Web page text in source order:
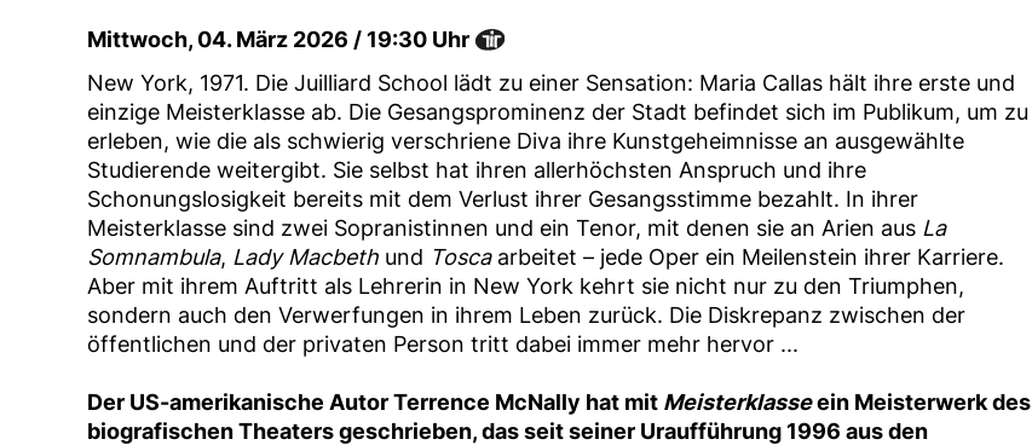
Mittwoch, 04. März 2026 / 19:30 Uhr
New York, 1971. Die Juilliard School lädt zu einer Sensation: Maria Callas hält ihre erste und
einzige Meisterklasse ab. Die Gesangsprominenz der Stadt befindet sich im Publikum, um zu
erleben, wie die als schwierig verschriene Diva ihre Kunstgeheimnisse an ausgewählte
Studierende weitergibt. Sie selbst hat ihren allerhöchsten Anspruch und ihre
Schonungslosigkeit bereits mit dem Verlust ihrer Gesangsstimme bezahlt. In ihrer
Meisterklasse sind zwei Sopranistinnen und ein Tenor, mit denen sie an Arien aus La
Somnambula, Lady Macbeth und Toscaarbeitet – jede Oper ein Meilenstein ihrer Karriere.
Aber mit ihrem Auftritt als Lehrerin in New York kehrt sie nicht nur zu den Triumphen,
sondern auch den Verwerfungen in ihrem Leben zurück. Die Diskrepanz zwischen der
öffentlichen und der privaten Person tritt dabei immer mehr hervor ...
Der US-amerikanische Autor Terrence McNally hat mit Meisterklasseein Meisterwerk des
biografischen Theaters geschrieben, das seit seiner Uraufführung 1996 aus den